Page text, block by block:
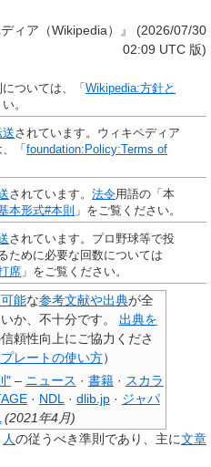
ィア（Wikipedia）』 (2026/07/30
02:09 UTC 版)
ついては、「Wikipedia:方針と
。
送されています。ウィキペディア
、「foundation:Policy:Terms of
されています。法令用語の「本
本形式#本則 」をご覧ください。
されています。プロ野球等で投
ために必要な回数については
席 」をご覧ください。
能な参考文献や出典が全
か、不十分です。
出典を
頼性向上にご協力くださ
レートの使い方）
" – ニュース · 書籍 · スカラ
· NDL · dlib.jp · ジャパ
(2021年4月)
人の従うべき準則であり、主に文章